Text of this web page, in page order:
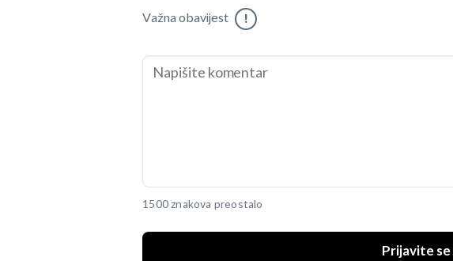
Važna obavijest !
1500 znakova preostalo
Prijavite se